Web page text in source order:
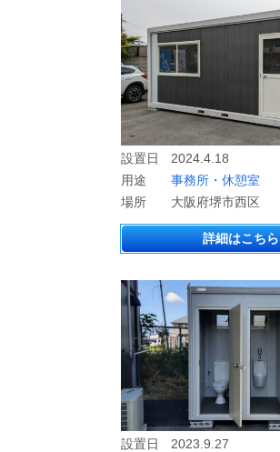
設置日
2024.4.18
用途
事務所・休憩室
場所
大阪府堺市西区
詳細はこちら
設置日
2023.9.27